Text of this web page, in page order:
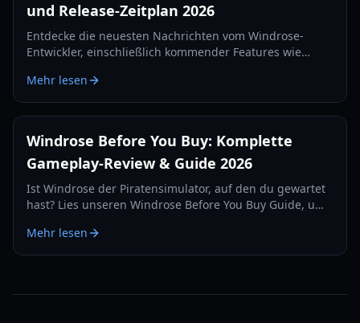
und Release-Zeitplan 2026
Entdecke die neuesten Nachrichten vom Windrose-
Entwickler, einschließlich kommender Features wie
Strategie für 2026.
Mehr lesen
Windrose Before You Buy: Komplette
Gameplay-Review & Guide 2026
Ist Windrose der Piratensimulator, auf den du gewartet
hast? Lies unseren Windrose Before You Buy Guide, um
den Early-Access-Zustand zu erfahren.
Mehr lesen